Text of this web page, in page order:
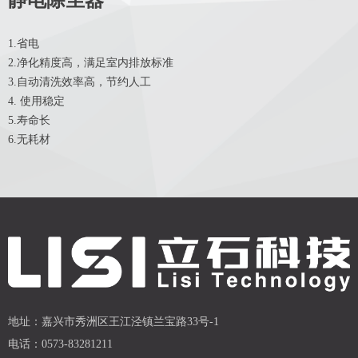
1.省电
2.净化精度高，满足室内排放标准
3.自动清洗效率高，节约人工
4. 使用稳定
5.寿命长
6.无耗材
地址： 嘉兴市秀洲区王江泾镇兰宝路33号-1
电话： 0573-83281211